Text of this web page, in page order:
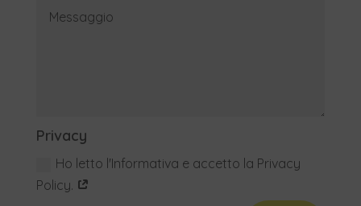
Privacy
Ho letto l'Informativa e accetto la Privacy
Policy.